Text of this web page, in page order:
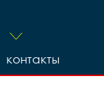
контакты